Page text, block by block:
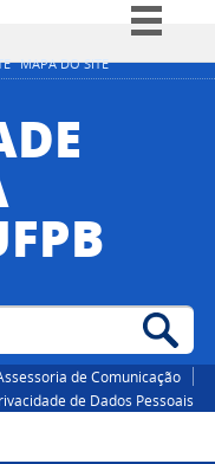
MAPA DO SITE
Simplifique!
Participe
à informação
Canais
de Comunicação
de Dados Pessoais